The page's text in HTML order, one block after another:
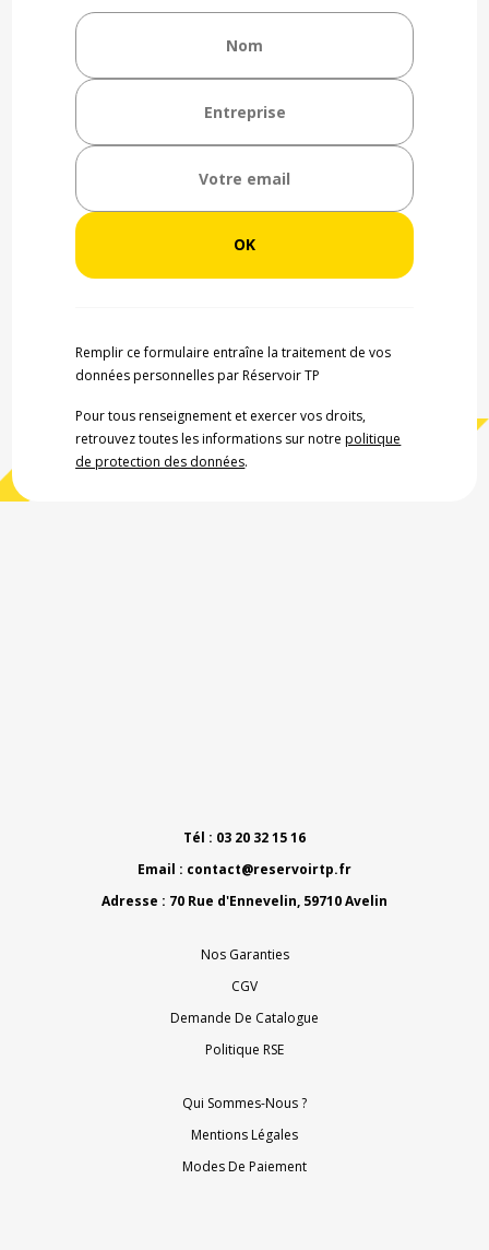
Remplir ce formulaire entraîne la traitement de vos
données personnelles par Réservoir TP
Pour tous renseignement et exercer vos droits,
retrouvez toutes les informations sur notrepolitique
de protection des données.
Tél : 03 20 32 15 16
Email : contact@reservoirtp.fr
Adresse : 70 Rue d'Ennevelin, 59710 Avelin
Nos Garanties
CGV
Demande De Catalogue
Politique RSE
Qui Sommes-Nous ?
Mentions Légales
Modes De Paiement